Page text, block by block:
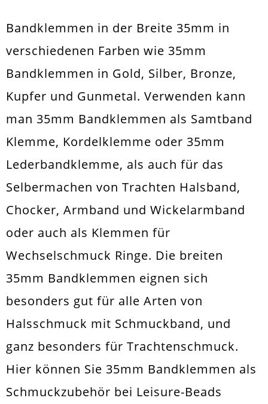
Bandklemmen in der Breite 35mm in
verschiedenen Farben wie 35mm
Bandklemmen in Gold, Silber, Bronze,
Kupfer und Gunmetal. Verwenden kann
man 35mm Bandklemmen als Samtband
Klemme, Kordelklemme oder 35mm
Lederbandklemme, als auch für das
Selbermachen von Trachten Halsband,
Chocker, Armband und Wickelarmband
oder auch als Klemmen für
Wechselschmuck Ringe. Die breiten
35mm Bandklemmen eignen sich
besonders gut für alle Arten von
Halsschmuck mit Schmuckband, und
ganz besonders für Trachtenschmuck.
Hier können Sie 35mm Bandklemmen als
Schmuckzubehör bei Leisure-Beads